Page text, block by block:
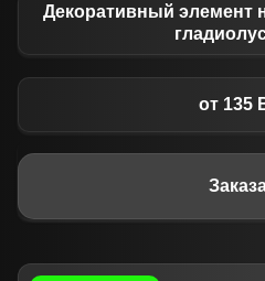
Декоративный элемент
от 135